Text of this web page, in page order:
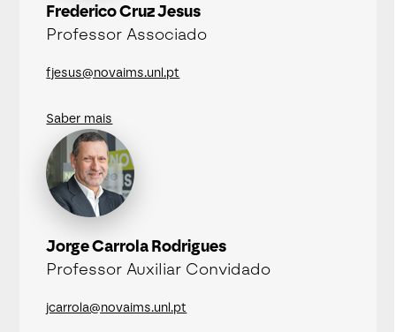
Frederico Cruz Jesus
Professor Associado
fjesus@novaims.unl.pt
Saber mais
Jorge Carrola Rodrigues
Professor Auxiliar Convidado
jcarrola@novaims.unl.pt